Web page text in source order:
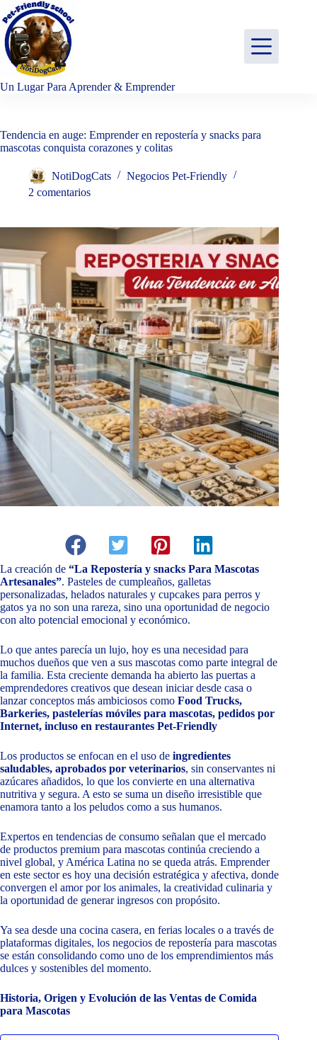
Saltar
al
contenido
Un Lugar Para Aprender & Emprender
Tendencia en auge: Emprender en repostería y snacks para
mascotas conquista corazones y colitas
NotiDogCats
Negocios Pet-Friendly
2 comentarios
La creación de “La Repostería y snacks Para Mascotas
Artesanales”. Pasteles de cumpleaños, galletas
personalizadas, helados naturales y cupcakes para perros y
gatos ya no son una rareza, sino una oportunidad de negocio
con alto potencial emocional y económico.
Lo que antes parecía un lujo, hoy es una necesidad para
muchos dueños que ven a sus mascotas como parte integral de
la familia. Esta creciente demanda ha abierto las puertas a
emprendedores creativos que desean iniciar desde casa o
lanzar conceptos más ambiciosos como Food Trucks,
Barkeries, pastelerías móviles para mascotas, pedidos por
Internet, incluso en restaurantes Pet-Friendly
Los productos se enfocan en el uso de ingredientes
saludables, aprobados por veterinarios, sin conservantes ni
azúcares añadidos, lo que los convierte en una alternativa
nutritiva y segura. A esto se suma un diseño irresistible que
enamora tanto a los peludos como a sus humanos.
Expertos en tendencias de consumo señalan que el mercado
de productos premium para mascotas continúa creciendo a
nivel global, y América Latina no se queda atrás. Emprender
en este sector es hoy una decisión estratégica y afectiva, donde
convergen el amor por los animales, la creatividad culinaria y
la oportunidad de generar ingresos con propósito.
Ya sea desde una cocina casera, en ferias locales o a través de
plataformas digitales, los negocios de repostería para mascotas
se están consolidando como uno de los emprendimientos más
dulces y sostenibles del momento.
Historia, Origen y Evolución de las Ventas de Comida
para Mascotas